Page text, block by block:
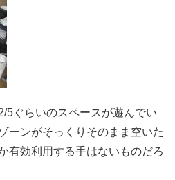
5ぐらいのスペースが遊んでい
ーンがそっくりそのまま空いた
有効利用する手はないものだろ